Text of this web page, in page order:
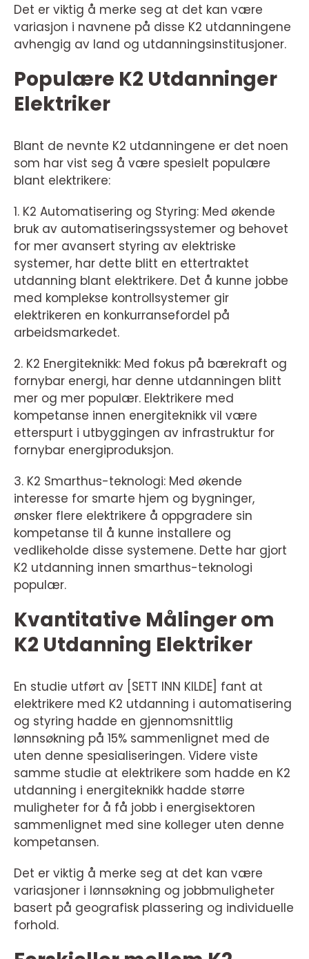
Det er viktig å merke seg at det kan være
variasjon i navnene på disse K2 utdanningene
avhengig av land og utdanningsinstitusjoner.
Populære K2 Utdanninger
Elektriker
Blant de nevnte K2 utdanningene er det noen
som har vist seg å være spesielt populære
blant elektrikere:
1. K2 Automatisering og Styring: Med økende
bruk av automatiseringssystemer og behovet
for mer avansert styring av elektriske
systemer, har dette blitt en ettertraktet
utdanning blant elektrikere. Det å kunne jobbe
med komplekse kontrollsystemer gir
elektrikeren en konkurransefordel på
arbeidsmarkedet.
2. K2 Energiteknikk: Med fokus på bærekraft og
fornybar energi, har denne utdanningen blitt
mer og mer populær. Elektrikere med
kompetanse innen energiteknikk vil være
etterspurt i utbyggingen av infrastruktur for
fornybar energiproduksjon.
3. K2 Smarthus-teknologi: Med økende
interesse for smarte hjem og bygninger,
ønsker flere elektrikere å oppgradere sin
kompetanse til å kunne installere og
vedlikeholde disse systemene. Dette har gjort
K2 utdanning innen smarthus-teknologi
populær.
Kvantitative Målinger om
K2 Utdanning Elektriker
En studie utført av [SETT INN KILDE] fant at
elektrikere med K2 utdanning i automatisering
og styring hadde en gjennomsnittlig
lønnsøkning på 15% sammenlignet med de
uten denne spesialiseringen. Videre viste
samme studie at elektrikere som hadde en K2
utdanning i energiteknikk hadde større
muligheter for å få jobb i energisektoren
sammenlignet med sine kolleger uten denne
kompetansen.
Det er viktig å merke seg at det kan være
variasjoner i lønnsøkning og jobbmuligheter
basert på geografisk plassering og individuelle
forhold.